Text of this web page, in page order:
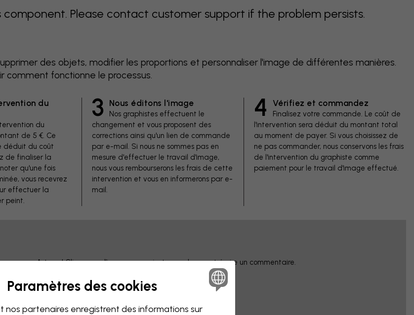
Please contact customer support if the problem persists.
des objets, modifier les proportions et personnaliser l'image de différentes manières.
comment fonctionne le processus.
du
du
de 5 €. Ce
déduit du coût
de finaliser la
qu'une fois
vous recevrez
effectuer la
peint.
3 Nous éditons l'image
Nos graphistes effectuent le
changement et vous proposent des
corrections ainsi qu'un lien de commande
par e-mail. Si nous ne sommes pas en
mesure d'effectuer le travail d'image,
nous vous rembourserons les frais de cette
intervention et vous en informerons par e-
mail.
4 Vérifiez et commandez
Finalisez votre commande. Le coût de
l'intervention sera déduit du montant total
au moment de payer. Si vous choisissez de
ne pas commander, nous conservons les frais
de l'intervention du graphiste comme
paiement pour le travail d'image effectué.
Astuce ! Cliquez sur l’image pour ajouter un champ et écrire un commentaire.
Paramètres des cookies
nos partenaires enregistrent des informations sur